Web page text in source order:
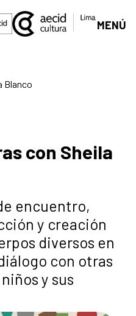
MENÚ
Blanco
con Sheila
encuentro,
y creación
diversos en
con otras
y sus